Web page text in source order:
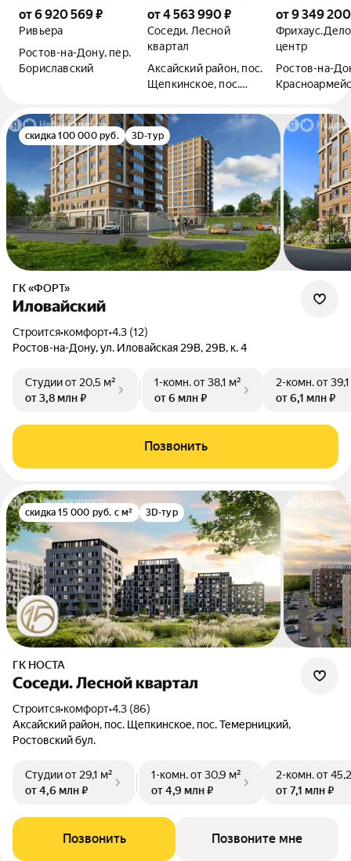
от 6 920 569 ₽
Ривьера
Ростов-на-Дону, пер.
Бориславский
от 4 563 990 ₽
Соседи. Лесной
квартал
Аксайский район, пос.
Щепкинское, пос.
Ростовский бул.
от 9 349
центр
Ростов-на-
скидка 100 000 руб. 3D-тур
ГК «ФОРТ»
Иловайский
Строится•комфорт•4.3 (12)
Ростов-на-Дону, ул. Иловайская 29В, 29В, к. 4
Студииот 20,5 м²
от 3,8 млн ₽
1-комн.от 38,1 м²
от 6 млн ₽
2-комн.от
от 6,1 млн ₽
Позвонить
скидка 15 000 руб. с м² 3D-тур
ГК НОСТА
Соседи. Лесной квартал
Строится•комфорт•4.3 (86)
Аксайский район, пос. Щепкинское, пос. Темерницкий,
Ростовский бул.
Студииот 29,1 м²
от 4,6 млн ₽
1-комн.от 30,9 м²
от 4,9 млн ₽
2-комн.от
от 7,1 млн ₽
Позвонить Позвоните мне